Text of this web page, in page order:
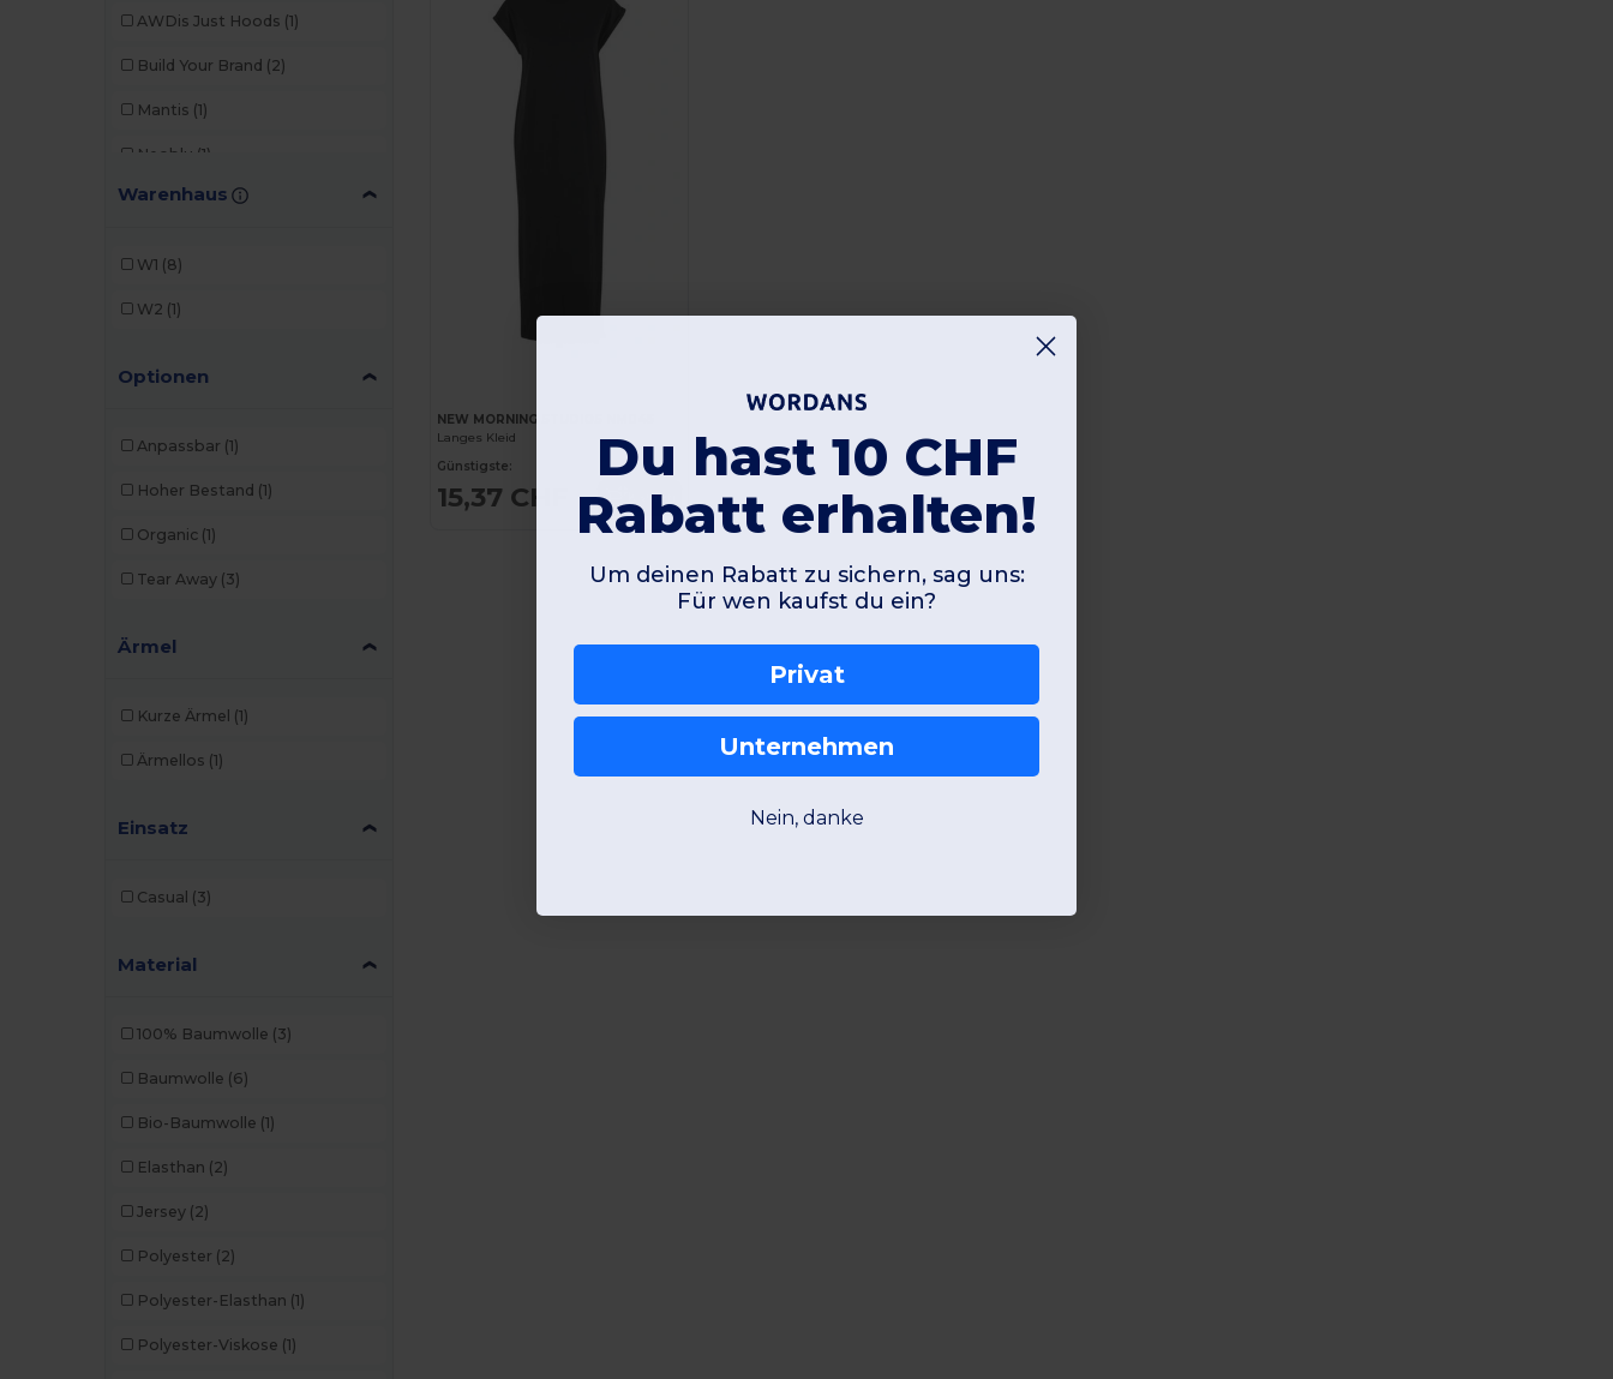
AWDis Just Hoods (1)
Build Your Brand (2)
Mantis (1)
Neoblu (1)
NEW MORNING STUDIOS
Warenhaus
W1 (8)
W2 (1)
Optionen
Anpassbar (1)
Hoher Bestand (1)
Organic (1)
Tear Away (3)
Ärmel
Kurze Ärmel (1)
Ärmellos (1)
Einsatz
Casual (3)
Material
100% Baumwolle (3)
Baumwolle (6)
Bio-Baumwolle (1)
Elasthan (2)
Jersey (2)
Polyester (2)
Polyester-Elasthan (1)
Polyester-Viskose (1)
NEW MORNING STUDIOS NM045
Langes Kleid
Günstigste:
15,37 CHF Kaufen
Du hast 10 CHF
Rabatt erhalten!
Um deinen Rabatt zu sichern, sag uns:
Für wen kaufst du ein?
Privat
Unternehmen
Nein, danke